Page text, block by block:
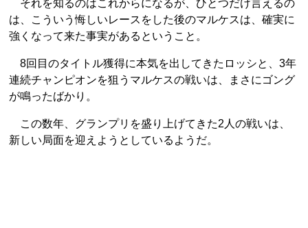
それを知るのはこれからになるが、ひとつだけ言えるの
は、こういう悔しいレースをした後のマルケスは、確実に
強くなって来た事実があるということ。
8回目のタイトル獲得に本気を出してきたロッシと、3年
連続チャンピオンを狙うマルケスの戦いは、まさにゴング
が鳴ったばかり。
この数年、グランプリを盛り上げてきた2人の戦いは、
新しい局面を迎えようとしているようだ。